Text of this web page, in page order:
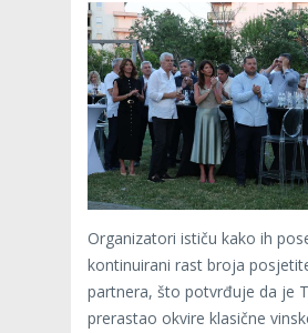
Organizatori ističu kako ih
kontinuirani rast broja
partnera, što potvrđuje da je
prerastao okvire klasične